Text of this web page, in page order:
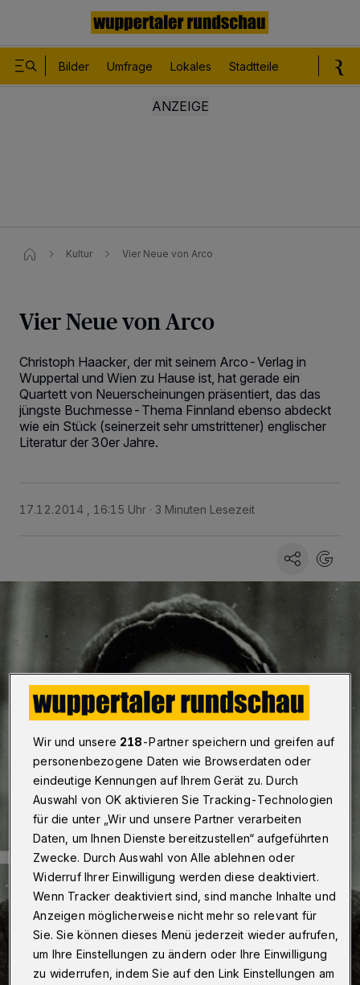
Bilder Umfrage Lokales Stadtteile
Kultur Vier Neue von Arco
Vier Neue von Arco
Christoph Haacker, der mit seinem Arco-Verlag in
Wuppertal und Wien zu Hause ist, hat gerade ein
Quartett von Neuerscheinungen präsentiert, das das
jüngste Buchmesse-Thema Finnland ebenso abdeckt
wie ein Stück (seinerzeit sehr umstrittener) englischer
Literatur der 30er Jahre.
17.12.2014 , 16:15 Uhr 3 Minuten Lesezeit
Wir und unsere 218-Partner speichern und greifen auf
personenbezogene Daten wie Browserdaten oder
eindeutige Kennungen auf Ihrem Gerät zu. Durch
Auswahl von OK aktivieren Sie Tracking-Technologien
für die unter „Wir und unsere Partner verarbeiten
Daten, um Ihnen Dienste bereitzustellen“ aufgeführten
Zwecke. Durch Auswahl von Alle ablehnen oder
Widerruf Ihrer Einwilligung werden diese deaktiviert.
Wenn Tracker deaktiviert sind, sind manche Inhalte und
Anzeigen möglicherweise nicht mehr so relevant für
Sie. Sie können dieses Menü jederzeit wieder aufrufen,
um Ihre Einstellungen zu ändern oder Ihre Einwilligung
zu widerrufen, indem Sie auf den Link Einstellungen am